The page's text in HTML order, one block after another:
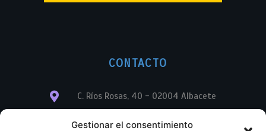
Gestionar el consentimiento
CONTACTO
C. Ríos Rosas, 40 - 02004 Albacete
info@librerialegend.com